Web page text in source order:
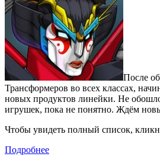
После
Трансформеров во всех классах,
новых продуктов линейки. Не
игрушек, пока не понятно. Ждём
Чтобы увидеть полный список,
Подробнее